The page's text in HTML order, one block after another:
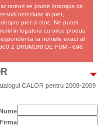
rareori se poate intampla ca
neincluse in pret,
pret si stoc. Ne puteti
in legatura cu orice produs
ta numele exact al
2 DRUMURI DE FUM - 698
CALOR pentru 2008-2009
Firma